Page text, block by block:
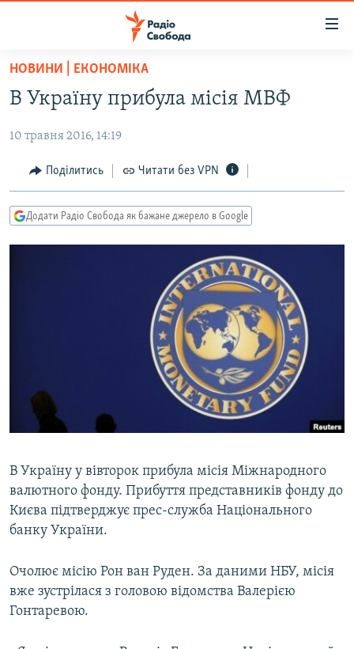
Перейти
основного
Перейти
Перейти
до
РАДІО СВОБОДА – 70 РОКІВ
ВСЕ ЗА ДОБУ
СТАТТІ
ПОЛІТИКА
СУСПІЛЬСТВО
ВІЙНА
ДОНБАС.РЕАЛІЇ
ФОТО
СПЕЦПРОЄКТИ
КРИМ РЕАЛІЇ
РУС
КТАТ
ДОЛУЧАЙСЯ!
НОВИНИ | ЕКОНОМІКА
В Україну прибула місія МВФ
10 травня 2016, 14:19
Поділитись Читати без VPN
Додати Радіо Свобода як бажане джерело в Google
В Україну у вівторок прибула місія Міжнародного
валютного фонду. Прибуття представників фонду до
Києва підтверджує прес-служба Національного
банку України.
Очолює місію Рон ван Руден. За даними НБУ, місія
вже зустрілася з головою відомства Валерією
Гонтаревою.